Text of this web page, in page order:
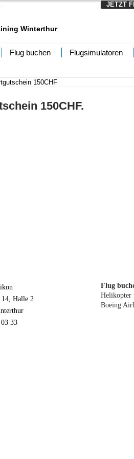
Winterthur
Flug buchen Flugsimulatoren
JETZT
150CHF.
Halle 2
33
Flug
Helikopter
Boeing